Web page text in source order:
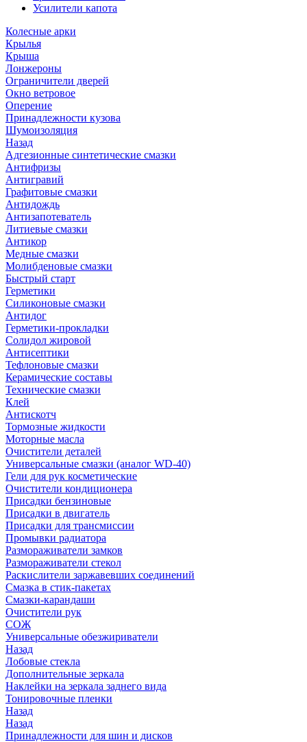
Усилители капота
Колесные арки
Крылья
Крыша
Лонжероны
Ограничители дверей
Окно ветровое
Оперение
Принадлежности кузова
Шумоизоляция
Назад
Адгезионные синтетические смазки
Антифризы
Антигравий
Графитовые смазки
Антидождь
Антизапотеватель
Литиевые смазки
Антикор
Медные смазки
Молибденовые смазки
Быстрый старт
Герметики
Силиконовые смазки
Антидог
Герметики-прокладки
Солидол жировой
Антисептики
Тефлоновые смазки
Керамические составы
Технические смазки
Клей
Антискотч
Тормозные жидкости
Моторные масла
Очистители деталей
Универсальные смазки (аналог WD-40)
Гели для рук косметические
Очистители кондиционера
Присадки бензиновые
Присадки в двигатель
Присадки для трансмиссии
Промывки радиатора
Размораживатели замков
Размораживатели стекол
Раскислители заржавевших соединений
Смазка в стик-пакетах
Смазки-карандаши
Очистители рук
СОЖ
Универсальные обезжириватели
Назад
Лобовые стекла
Дополнительные зеркала
Наклейки на зеркала заднего вида
Тонировочные пленки
Назад
Назад
Принадлежности для шин и дисков